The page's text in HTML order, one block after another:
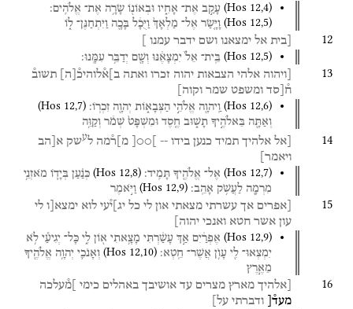
(Hos 12,4) עָקַ֣ב אֶת־ אָחִ֑יו וּבְאוֹנ֖וֹ שָׂרָ֥ה אֶת־ אֱלֹהִֽים׃
(Hos 12,5) וָיָּ֤שַׂר אֶל־ מַלְאָךְ֙ וַיֻּכָ֔ל בָּכָ֖ה וַיִּתְחַנֶּן־ ל֑וֹ
12 [בית אל ימצאנו ושם ידבר עמנו
(Hos 12,5) בֵּֽית־ אֵל֙ יִמְצָאֶ֔נּוּ וְשָׁ֖ם יְדַבֵּ֥ר עִמָּֽנוּ׃
13 [ויהוה אלהי הצבאות יהוה זכרו ואתה ב]א֯לוהיכ֯ ה
תשוב֯
ח֯[סד ומשפט שמר וקוה]
(Hos 12,6) וַֽיהוָ֖ה אֱלֹהֵ֣י הַצְּבָא֑וֹת יְהוָ֖ה זִכְרֽוֹ׃ (Hos 12,7)
וְאַתָּ֖ה בֵּאלֹהֶ֣יךָ תָשׁ֑וּב חֶ֤סֶד וּמִשְׁפָּט֙ שְׁמֹ֔ר וְקַוֵּ֥ה
14 [אל אלהיך תמיד כנען בידו --
]○○[ מ]ר֯מה לעשק א[הב
ויאמר]
(Hos 12,7) אֶל־ אֱלֹהֶ֖יךָ תָּמִֽיד׃ (Hos 12,8) כְּנַ֗עַן בְּיָד֛וֹ מֹאזְנֵ֥י
מִרְמָ֖ה לַעֲשֹׁ֥ק אָהֵֽב׃ (Hos 12,9) וַיֹּ֣אמֶר
15 [אפרים אך עשרתי מצאתי און לי כל יג]י֯עי לוא ימצא[ו לי
עון אשר חטא ואנכי יהוה]
(Hos 12,9) אֶפְרַ֔יִם אַ֣ךְ עָשַׁ֔רְתִּי מָצָ֥אתִי א֖וֹן לִ֑י כָּל־ יְגִיעַ֕י לֹ֥א
יִמְצְאוּ־ לִ֖י עָוֺ֥ן אֲשֶׁר־ חֵֽטְא׃ (Hos 12,10) וְאָנֹכִ֛י יְהוָ֥ה אֱלֹהֶ֖יךָ
מֵאֶ֣רֶץ
16 [אלהיך מארץ מצרים עד אושיבך באהלים כימי
]מ֯עלכה
מעד֯[
ודברתי על]